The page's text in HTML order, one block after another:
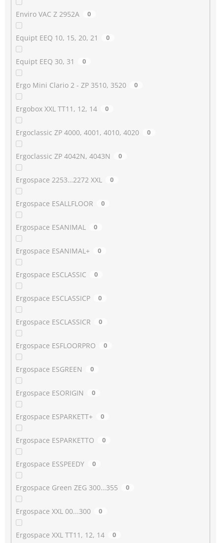
Enviro VAC Z 2952A 0
Equipt EEQ 10, 15, 20, 21 0
Equipt EEQ 30, 31 0
Ergo Mini Clario 2 - ZP 3510, 3520 0
Ergobox XXL TT11, 12, 14 0
Ergoclassic ZP 4000, 4001, 4010, 4020 0
Ergoclassic ZP 4042N, 4043N 0
Ergospace 2253…2272 XXL 0
Ergospace ESALLFLOOR 0
Ergospace ESANIMAL 0
Ergospace ESANIMAL+ 0
Ergospace ESCLASSIC 0
Ergospace ESCLASSICP 0
Ergospace ESCLASSICR 0
Ergospace ESFLOORPRO 0
Ergospace ESGREEN 0
Ergospace ESORIGIN 0
Ergospace ESPARKETT+ 0
Ergospace ESPARKETTO 0
Ergospace ESSPEEDY 0
Ergospace Green ZEG 300…355 0
Ergospace XXL 00...300 0
Ergospace XXL TT11, 12, 14 0